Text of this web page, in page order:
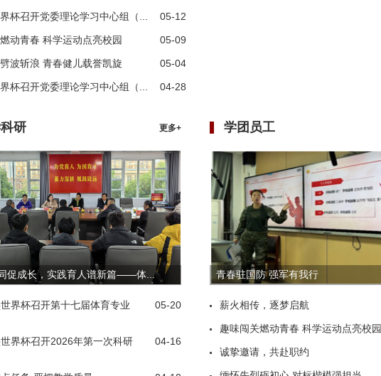
05-12
杯召开党委理论学习中心组（...
05-09
动青春 科学运动点亮校园
05-04
波斩浪 青春健儿载誉凯旋
04-28
杯召开党委理论学习中心组（...
更多+
研
促成长，实践育人谱新篇——体...
05-20
界杯召开第十七届体育专业
04-16
界杯召开2026年第一次科研
学团员工
青春驻国防 强军有我行
薪火相传，逐梦启航
趣味闯关燃动青春 科学运动点亮校园
诚挚邀请，共赴职约